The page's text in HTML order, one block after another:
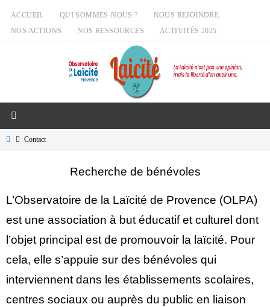
Passer
vers
ACCUEIL QUI SOMMES-NOUS ?
NOUS REJOINDRE
NOS ACTIONS
NOS RESSOURCES ACTIVITÉS 2025
HomeContact
Recherche de bénévoles
L’Observatoire de la Laïcité de Provence (OLPA)
est une association à but éducatif et culturel dont
l’objet principal est de promouvoir la laïcité. Pour
cela, elle s’appuie sur des bénévoles qui
interviennent dans les établissements scolaires,
centres sociaux ou auprès du public en liaison